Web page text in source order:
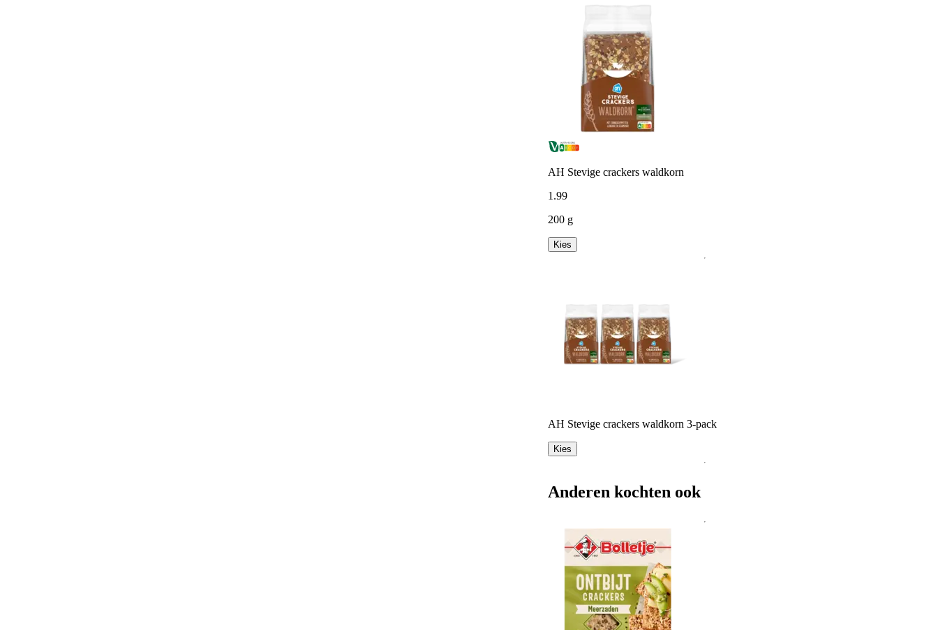
AH Stevige crackers waldkorn
1 .99
200 g
Kies
AH Stevige crackers waldkorn 3-pack
Kies
Anderen kochten ook